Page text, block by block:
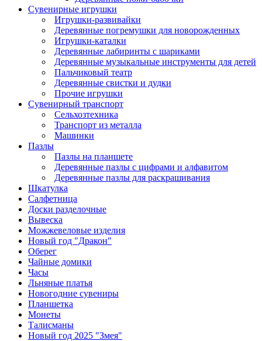
Сувенирные игрушки
Игрушки-развивайки
Деревянные погремушки для новорожденных
Игрушки-каталки
Деревянные лабиринты с шариками
Деревянные музыкальные инструменты для детей
Пальчиковый театр
Деревянные свистки и дудки
Прочие игрушки
Сувенирный транспорт
Сельхозтехника
Транспорт из металла
Машинки
Пазлы
Пазлы на планшете
Деревянные пазлы с цифрами и алфавитом
Деревянные пазлы для раскрашивания
Шкатулка
Салфетница
Доски разделочные
Вывеска
Можжевеловые изделия
Новый год "Дракон"
Оберег
Чайные домики
Часы
Льняные платья
Новогодние сувениры
Планшетка
Монеты
Талисманы
Новый год 2025 "Змея"